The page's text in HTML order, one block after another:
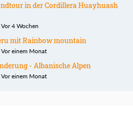
in der Cordillera Huayhuash
4 Wochen
mit Rainbow mountain
einem Monat
- Albanische Alpen
einem Monat